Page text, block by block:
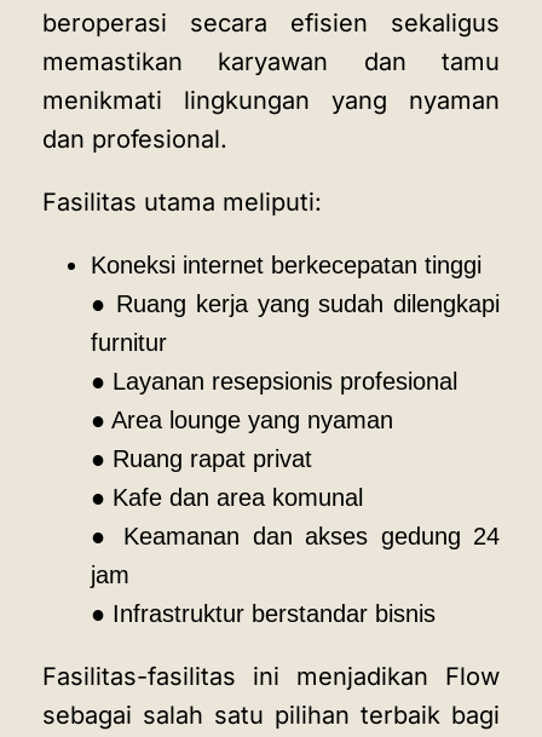
beroperasi secara efisien sekaligus
memastikan karyawan dan tamu
menikmati lingkungan yang nyaman
dan profesional.
Fasilitas utama meliputi:
Koneksi internet berkecepatan tinggi
● Ruang kerja yang sudah dilengkapi
furnitur
● Layanan resepsionis profesional
● Area lounge yang nyaman
● Ruang rapat privat
● Kafe dan area komunal
● Keamanan dan akses gedung 24
jam
● Infrastruktur berstandar bisnis
Fasilitas-fasilitas ini menjadikan Flow
sebagai salah satu pilihan terbaik bagi